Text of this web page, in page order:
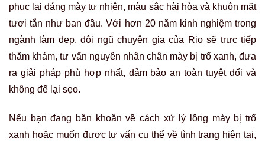
phục lại dáng mày tự nhiên, màu sắc hài hòa và khuôn mặt
tươi tắn như ban đầu. Với hơn 20 năm kinh nghiệm trong
ngành làm đẹp, đội ngũ chuyên gia của Rio sẽ trực tiếp
thăm khám, tư vấn nguyên nhân chân mày bị trổ xanh, đưa
ra giải pháp phù hợp nhất, đảm bảo an toàn tuyệt đối và
không để lại sẹo.
Nếu bạn đang băn khoăn về cách xử lý lông mày bị trổ
xanh hoặc muốn được tư vấn cụ thể về tình trạng hiện tại,